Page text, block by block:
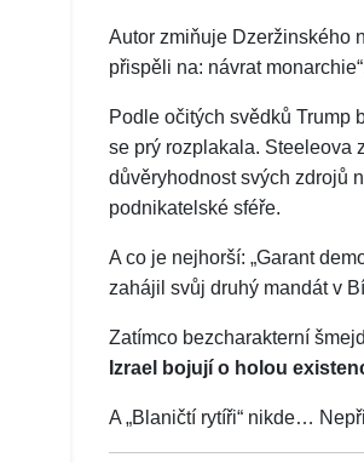
Autor zmiňuje Dzeržinského
přispěli na: návrat
Podle očitých svědků Trump
se prý rozplakala. Steeleova
důvěryhodnost svých zdrojů
podnikatelské sféře.
A co je nejhorší: „Garant
zahájil svůj druhý mandát v
Zatímco bezcharakterní
Izrael bojují o holou
A „Blaničtí rytíři“ nikde…